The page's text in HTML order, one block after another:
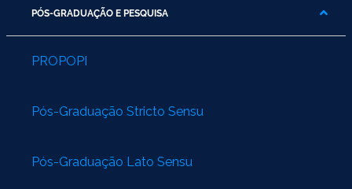
PÓS-GRADUAÇÃO E PESQUISA
PROPOPI
Pós-Graduação Stricto Sensu
Pós-Graduação Lato Sensu